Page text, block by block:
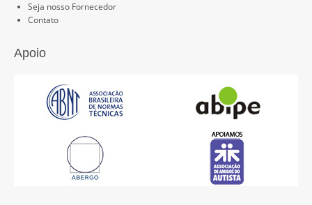
Seja nosso Fornecedor
Contato
Apoio